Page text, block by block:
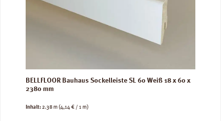
BELLFLOOR Bauhaus Sockelleiste SL 60 Weiß 18 x 60 x
2380 mm
Inhalt:2.38 m (4,14 € / 1 m)